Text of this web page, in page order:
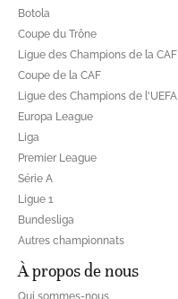
Botola
Coupe du Trône
Ligue des Champions de la CAF
Coupe de la CAF
Ligue des Champions de l'UEFA
Europa League
Liga
Premier League
Série A
Ligue 1
Bundesliga
Autres championnats
À propos de nous
Qui sommes-nous